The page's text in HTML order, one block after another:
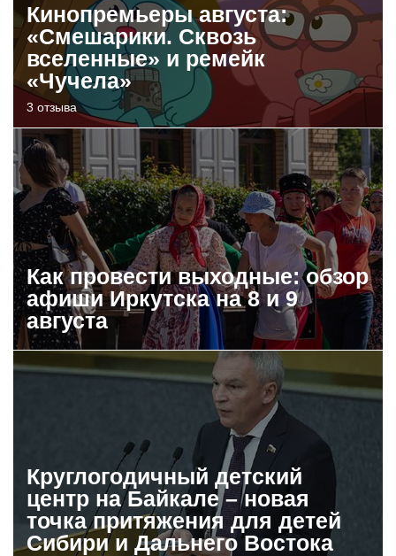
Кинопремьеры августа:
«Смешарики. Сквозь
вселенные» и ремейк
«Чучела»
3 отзыва
Как провести выходные: обзор
афиши Иркутска на 8 и 9
августа
Круглогодичный детский
центр на Байкале – новая
точка притяжения для детей
Сибири и Дальнего Востока